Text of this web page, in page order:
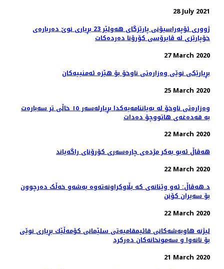
28 July 2021
ژووری ئۆپەراسیۆنی پارێزگای هەولێر 23 بڕیاری نوێ‌ دەربارەی
خۆپارێزی لە ڤایرۆسی كۆرۆنا دەردەكات
27 March 2020
بڕیارێكی نوێی وەزارەتی ناوخۆ بۆ هێزە ئەمنییەكان
25 March 2020
وەزارەتی ناوخۆ لە بەیاننامەیەکدا بڕیارلەسەر ١٥ خاڵی تر سەبارەت
بە قەدەغەی هاتووچۆ دەدات
22 March 2020
هه‌ڤاڵ ئه‌بو به‌كر مژده‌ی چاره‌سه‌ری کۆرۆنای راگه‌یاند
22 March 2020
د.هەڤاڵ: ئەو وێنانەی کە بڵاوکراونەتەوە بەشەو خەڵک دەرچوون
بۆ سەیران کۆنن
22 March 2020
لیژنه‌ هاوبه‌شه‌كانی قائیمقامیه‌تی سلێمانی كۆمه‌ڵێك بڕیاری نوێی
بۆ نانه‌وا و سه‌مونخانه‌كان ده‌ركرد
21 March 2020